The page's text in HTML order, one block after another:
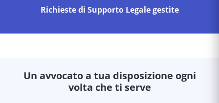
Richieste di Supporto Legale gestite
Un avvocato a tua disposizione ogni
volta che ti serve